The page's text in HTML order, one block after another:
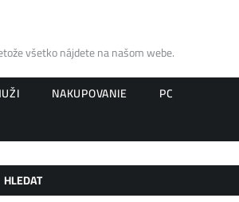
všetko nájdete na našom webe.
NAKUPOVANIE PC
HLEDAT